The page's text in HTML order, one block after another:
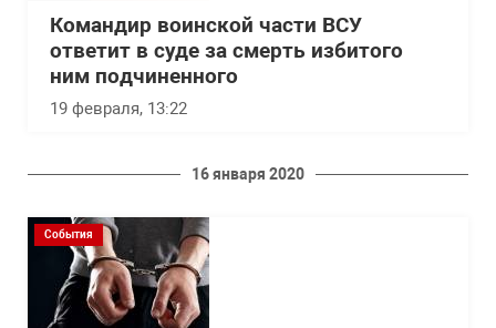
Командир воинской части ВСУ
ответит в суде за смерть избитого
ним подчиненного
19 февраля, 13:22
16 января 2020
События